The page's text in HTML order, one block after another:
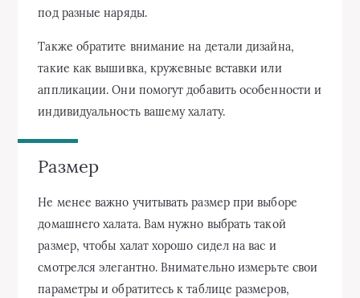
под разные наряды.
Также обратите внимание на детали дизайна,
такие как вышивка, кружевные вставки или
аппликации. Они помогут добавить особенности и
индивидуальность вашему халату.
Размер
Не менее важно учитывать размер при выборе
домашнего халата. Вам нужно выбрать такой
размер, чтобы халат хорошо сидел на вас и
смотрелся элегантно. Внимательно измерьте свои
параметры и обратитесь к таблице размеров,